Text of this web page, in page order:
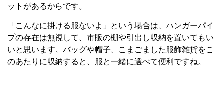
ットがあるからです。
「こんなに掛ける服ないよ」という場合は、ハンガーパイ
プの存在は無視して、市販の棚や引出し収納を置いてもい
いと思います。バッグや帽子、こまごました服飾雑貨をこ
のあたりに収納すると、服と一緒に選べて便利ですね。